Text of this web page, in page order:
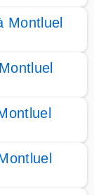
Montluel